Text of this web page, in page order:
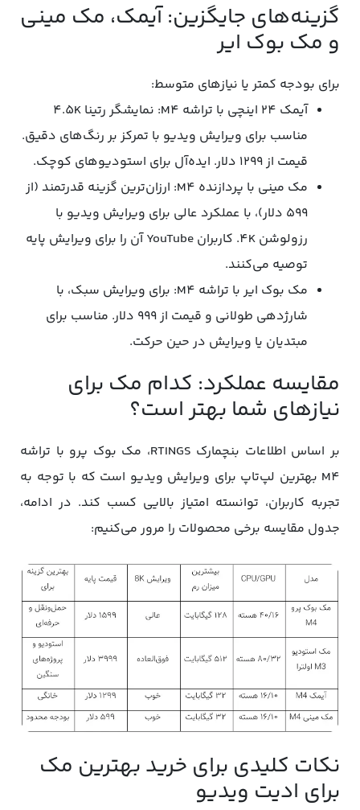
گزینه‌های جایگزین: آیمک، مک مینی
و مک بوک ایر
برای بودجه کمتر یا نیازهای متوسط:
آیمک 24 اینچی با تراشه M4: نمایشگر رتینا 4.5K
مناسب برای ویرایش ویدیو با تمرکز بر رنگ‌های دقیق.
قیمت از ۱۲۹۹ دلار. ایده‌آل برای استودیوهای کوچک.
مک مینی با پردازنده M4: ارزان‌ترین گزینه قدرتمند (از
۵۹۹ دلار)، با عملکرد عالی برای ویرایش ویدیو با
رزولوشن 4K. کاربران YouTube آن را برای ویرایش پایه
توصیه می‌کنند.
مک بوک ایر با تراشه M4: برای ویرایش سبک، با
شارژدهی طولانی و قیمت از ۹۹۹ دلار. مناسب برای
مبتدیان یا ویرایش در حین حرکت.
مقایسه عملکرد: کدام مک برای
نیازهای شما بهتر است؟
بر اساس اطلاعات بنچمارک RTINGS، مک بوک پرو با تراشه
M4 بهترین لپ‌تاپ برای ویرایش ویدیو است که با توجه به
تجربه کاربران، توانسته امتیاز بالایی کسب کند. در ادامه،
جدول مقایسه برخی محصولات را مرور می‌کنیم:
نکات کلیدی برای خرید بهترین مک
برای ادیت ویدیو